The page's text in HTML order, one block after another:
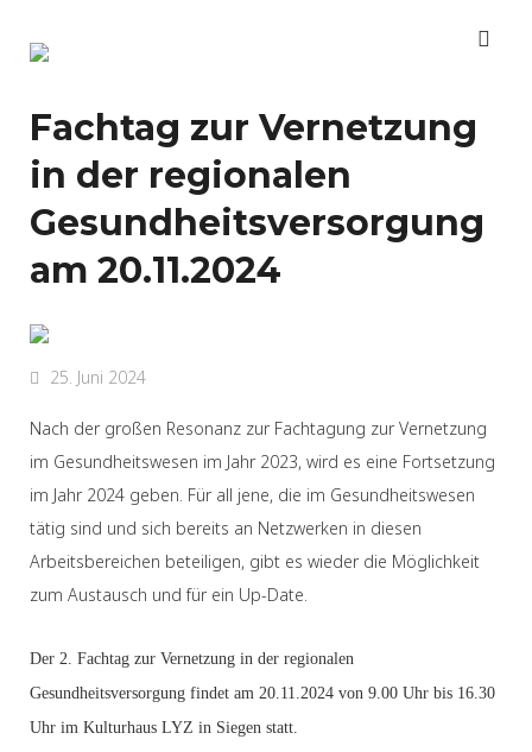
Fachtag zur Vernetzung
in der regionalen
Gesundheitsversorgung
am 20.11.2024
25. Juni 2024
Nach der großen Resonanz zur Fachtagung zur Vernetzung
im Gesundheitswesen im Jahr 2023, wird es eine Fortsetzung
im Jahr 2024 geben. Für all jene, die im Gesundheitswesen
tätig sind und sich bereits an Netzwerken in diesen
Arbeitsbereichen beteiligen, gibt es wieder die Möglichkeit
zum Austausch und für ein Up-Date.
Der 2. Fachtag zur Vernetzung in der regionalen
Gesundheitsversorgung findet am 20.11.2024 von 9.00 Uhr bis 16.30
Uhr im Kulturhaus LYZ in Siegen statt.